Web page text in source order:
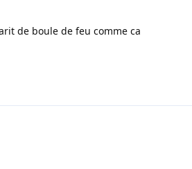
de boule de feu comme ca